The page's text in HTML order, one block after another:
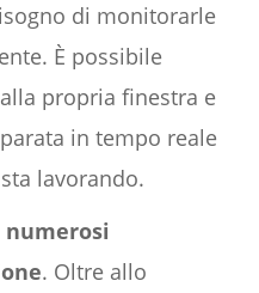
di monitorarle
È possibile
propria finestra e
in tempo reale
lavorando.
numerosi
. Oltre allo